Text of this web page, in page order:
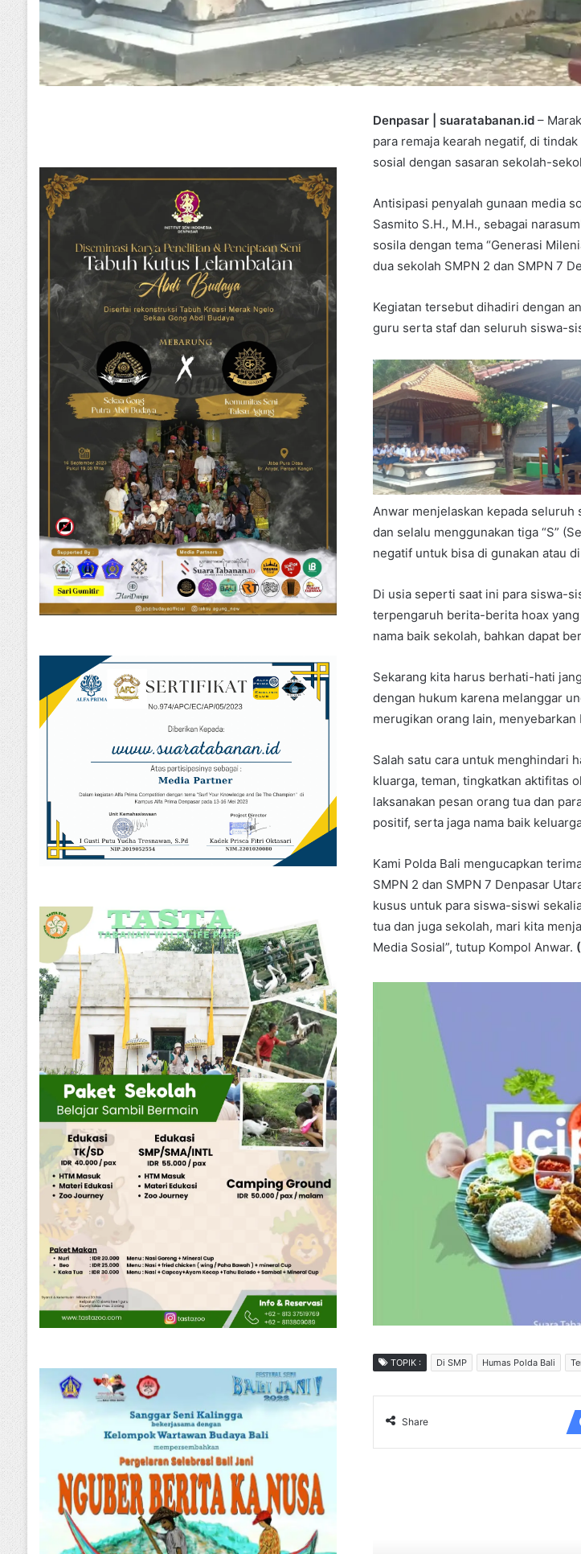
Denpasar | suaratabanan.id –
para remaja kearah negatif, di
sosial dengan sasaran sekolah-
Antisipasi penyalah gunaan media
Sasmito S.H., M.H., sebagai
sosila dengan tema “Generasi
dua sekolah SMPN 2 dan SMPN 7
Kegiatan tersebut dihadiri dengan
guru serta staf dan seluruh siswa-
Anwar menjelaskan kepada seluruh
dan selalu menggunakan tiga “S”
negatif untuk bisa di gunakan atau
Di usia seperti saat ini para siswa-
terpengaruh berita-berita hoax
nama baik sekolah, bahkan dapat
Sekarang kita harus berhati-hati
dengan hukum karena melanggar
merugikan orang lain,
Salah satu cara untuk menghindari
kluarga, teman, tingkatkan aktifitas
laksanakan pesan orang tua dan
positif, serta jaga nama baik
Kami Polda Bali mengucapkan
SMPN 2 dan SMPN 7 Denpasar
kusus untuk para siswa-siswi
tua dan juga sekolah, mari kita
Media Sosial”, tutup Kompol Anwar.
TOPIK : Di SMP Humas Polda Bali
Share